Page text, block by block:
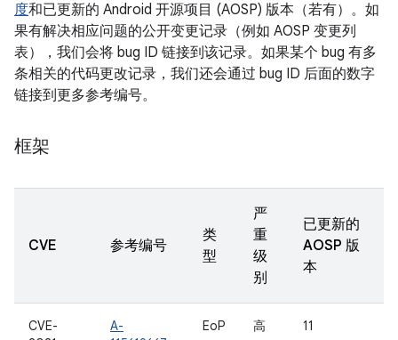
度和已更新的 Android 开源项目 (AOSP) 版本（若有）。如
果有解决相应问题的公开变更记录（例如 AOSP 变更列
表），我们会将 bug ID 链接到该记录。如果某个 bug 有多
条相关的代码更改记录，我们还会通过 bug ID 后面的数字
链接到更多参考编号。
框架
CVE 参考编号
类
型
严
重
级
别
已更新的
AOSP 版
本
CVE-
A-
EoP 高 11